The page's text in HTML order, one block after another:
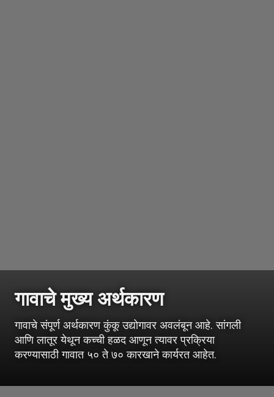
गावाचे मुख्य अर्थकारण
गावाचे संपूर्ण अर्थकारण कुंकू उद्योगावर अवलंबून आहे. सांगली
आणि लातूर येथून कच्ची हळद आणून त्यावर प्रक्रिया
करण्यासाठी गावात ५० ते ७० कारखाने कार्यरत आहेत.